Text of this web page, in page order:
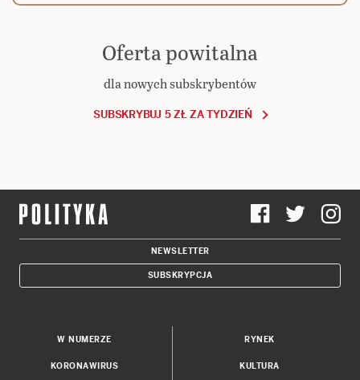
Oferta powitalna
dla nowych subskrybentów
SUBSKRYBUJ 5 ZŁ ZA TYDZIEŃ
NEWSLETTER
SUBSKRYPCJA
W NUMERZE
KORONAWIRUS
RYNEK
KULTURA